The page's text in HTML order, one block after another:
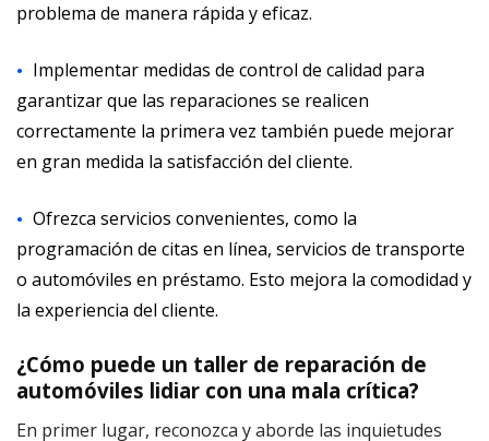
problema de manera rápida y eficaz.
Implementar medidas de control de calidad para
garantizar que las reparaciones se realicen
correctamente la primera vez también puede mejorar
en gran medida la satisfacción del cliente.
Ofrezca servicios convenientes, como la
programación de citas en línea, servicios de transporte
o automóviles en préstamo. Esto mejora la comodidad y
la experiencia del cliente.
¿Cómo puede un taller de reparación de
automóviles lidiar con una mala crítica?
En primer lugar, reconozca y aborde las inquietudes